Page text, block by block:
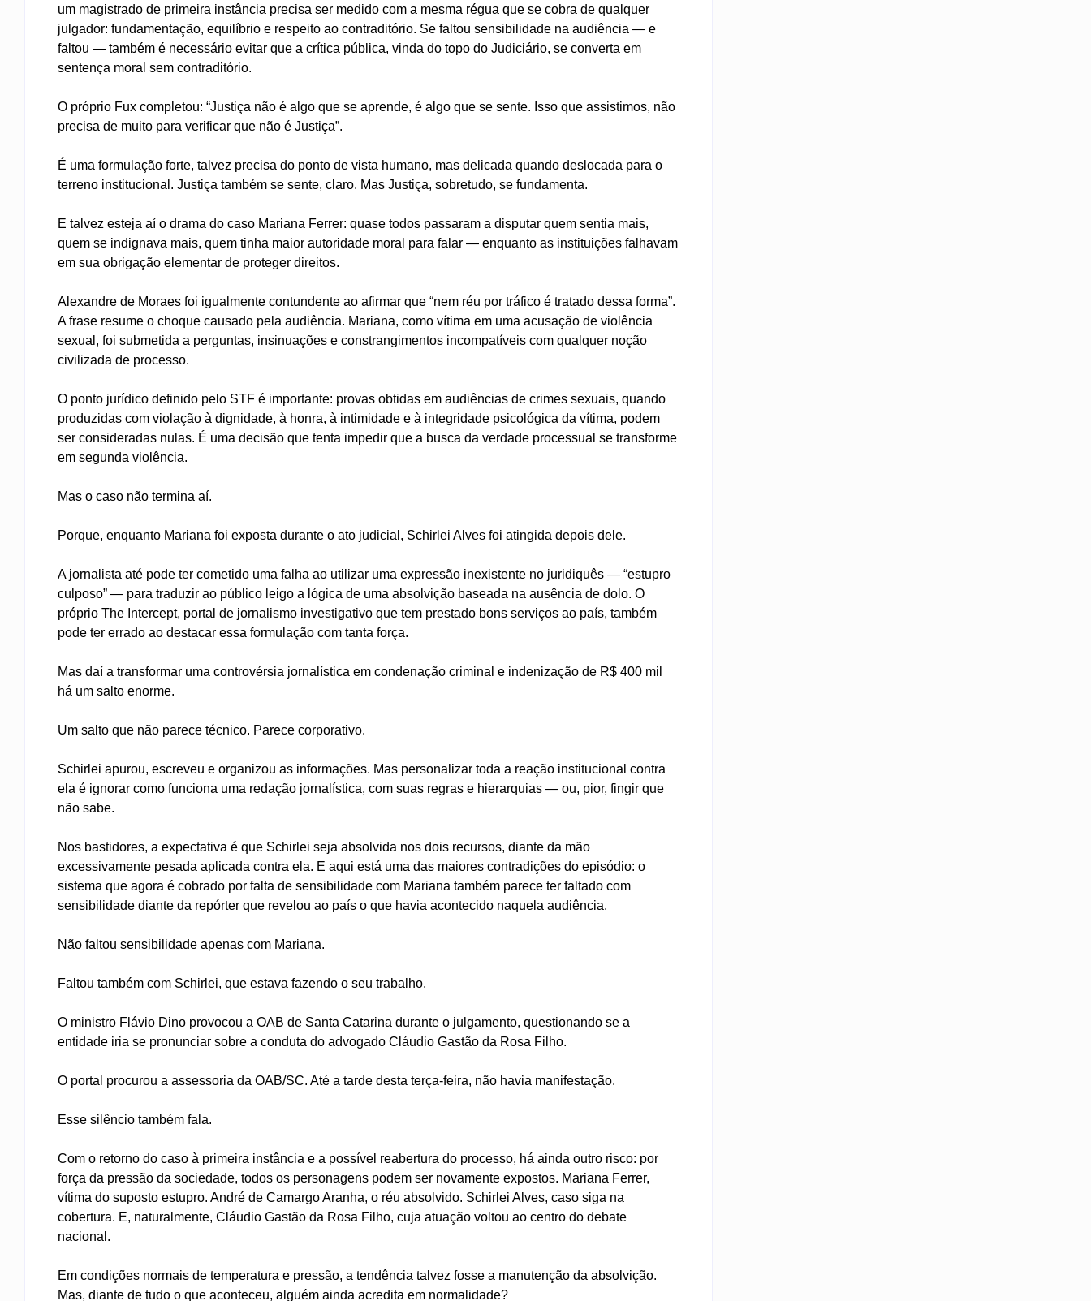
um magistrado de primeira instância precisa ser medido com a mesma régua que se cobra de qualquer
julgador: fundamentação, equilíbrio e respeito ao contraditório. Se faltou sensibilidade na audiência — e
faltou — também é necessário evitar que a crítica pública, vinda do topo do Judiciário, se converta em
sentença moral sem contraditório.
O próprio Fux completou: “Justiça não é algo que se aprende, é algo que se sente. Isso que assistimos, não
precisa de muito para verificar que não é Justiça”.
É uma formulação forte, talvez precisa do ponto de vista humano, mas delicada quando deslocada para o
terreno institucional. Justiça também se sente, claro. Mas Justiça, sobretudo, se fundamenta.
E talvez esteja aí o drama do caso Mariana Ferrer: quase todos passaram a disputar quem sentia mais,
quem se indignava mais, quem tinha maior autoridade moral para falar — enquanto as instituições falhavam
em sua obrigação elementar de proteger direitos.
Alexandre de Moraes foi igualmente contundente ao afirmar que “nem réu por tráfico é tratado dessa forma”.
A frase resume o choque causado pela audiência. Mariana, como vítima em uma acusação de violência
sexual, foi submetida a perguntas, insinuações e constrangimentos incompatíveis com qualquer noção
civilizada de processo.
O ponto jurídico definido pelo STF é importante: provas obtidas em audiências de crimes sexuais, quando
produzidas com violação à dignidade, à honra, à intimidade e à integridade psicológica da vítima, podem
ser consideradas nulas. É uma decisão que tenta impedir que a busca da verdade processual se transforme
em segunda violência.
Mas o caso não termina aí.
Porque, enquanto Mariana foi exposta durante o ato judicial, Schirlei Alves foi atingida depois dele.
A jornalista até pode ter cometido uma falha ao utilizar uma expressão inexistente no juridiquês — “estupro
culposo” — para traduzir ao público leigo a lógica de uma absolvição baseada na ausência de dolo. O
próprio The Intercept, portal de jornalismo investigativo que tem prestado bons serviços ao país, também
pode ter errado ao destacar essa formulação com tanta força.
Mas daí a transformar uma controvérsia jornalística em condenação criminal e indenização de R$ 400 mil
há um salto enorme.
Um salto que não parece técnico. Parece corporativo.
Schirlei apurou, escreveu e organizou as informações. Mas personalizar toda a reação institucional contra
ela é ignorar como funciona uma redação jornalística, com suas regras e hierarquias — ou, pior, fingir que
não sabe.
Nos bastidores, a expectativa é que Schirlei seja absolvida nos dois recursos, diante da mão
excessivamente pesada aplicada contra ela. E aqui está uma das maiores contradições do episódio: o
sistema que agora é cobrado por falta de sensibilidade com Mariana também parece ter faltado com
sensibilidade diante da repórter que revelou ao país o que havia acontecido naquela audiência.
Não faltou sensibilidade apenas com Mariana.
Faltou também com Schirlei, que estava fazendo o seu trabalho.
O ministro Flávio Dino provocou a OAB de Santa Catarina durante o julgamento, questionando se a
entidade iria se pronunciar sobre a conduta do advogado Cláudio Gastão da Rosa Filho.
O portal procurou a assessoria da OAB/SC. Até a tarde desta terça-feira, não havia manifestação.
Esse silêncio também fala.
Com o retorno do caso à primeira instância e a possível reabertura do processo, há ainda outro risco: por
força da pressão da sociedade, todos os personagens podem ser novamente expostos. Mariana Ferrer,
vítima do suposto estupro. André de Camargo Aranha, o réu absolvido. Schirlei Alves, caso siga na
cobertura. E, naturalmente, Cláudio Gastão da Rosa Filho, cuja atuação voltou ao centro do debate
nacional.
Em condições normais de temperatura e pressão, a tendência talvez fosse a manutenção da absolvição.
Mas, diante de tudo o que aconteceu, alguém ainda acredita em normalidade?